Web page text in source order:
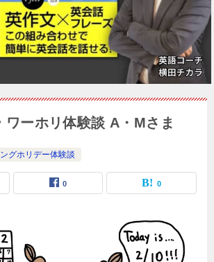
ワーホリ体験談 A・Mさま
グホリデー体験談
0 0